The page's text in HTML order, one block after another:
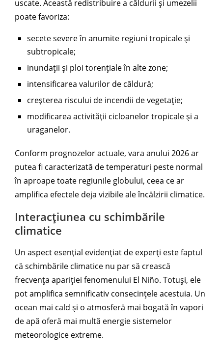
uscate. Această redistribuire a căldurii și umezelii
poate favoriza:
secete severe în anumite regiuni tropicale și
subtropicale;
inundații și ploi torențiale în alte zone;
intensificarea valurilor de căldură;
creșterea riscului de incendii de vegetație;
modificarea activității cicloanelor tropicale și a
uraganelor.
Conform prognozelor actuale, vara anului 2026 ar
putea fi caracterizată de temperaturi peste normal
în aproape toate regiunile globului, ceea ce ar
amplifica efectele deja vizibile ale încălzirii climatice.
Interacțiunea cu schimbările
climatice
Un aspect esențial evidențiat de experți este faptul
că schimbările climatice nu par să crească
frecvența apariției fenomenului El Niño. Totuși, ele
pot amplifica semnificativ consecințele acestuia. Un
ocean mai cald și o atmosferă mai bogată în vapori
de apă oferă mai multă energie sistemelor
meteorologice extreme.